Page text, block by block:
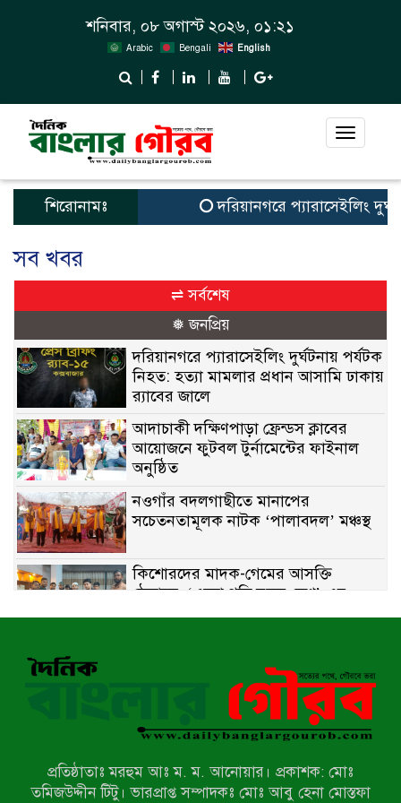
শনিবার, ০৮ অগাস্ট ২০২৬, ০১:২১
Arabic Bengali English
Toggle
শিরোনামঃ দরিয়ানগরে প্যারাসেইলিং
সব খবর
⇌ সর্বশেষ
❅ জনপ্রিয়
দরিয়ানগরে প্যারাসেইলিং দুর্ঘটনায় পর্যটক
নিহত: হত্যা মামলার প্রধান আসামি ঢাকায়
র‌্যাবের জালে
আদাচাকী দক্ষিণপাড়া ফ্রেন্ডস ক্লাবের
আয়োজনে ফুটবল টুর্নামেন্টের ফাইনাল
অনুষ্ঠিত
নওগাঁর বদলগাছীতে মানাপের
সচেতনতামূলক নাটক ‘পালাবদল’ মঞ্চস্থ
কিশোরদের মাদক-গেমের আসক্তি
ঠেকাতে, ‘এসো গড়ি নতুন দেশ’-এর
ফুটবল বিতরণ
নন্দীগ্রামে সরকারি খাস জমির রাস্তা দখল,
চলাচলে চরম দুর্ভোগ; ইউএনওর হস্তক্ষেপ
নাটোরের পাটুলে পানিতে ডুবে নন্দীগ্রামের
প্রতিষ্ঠাতাঃ মরহুম আঃ ম. ম. আনোয়ার। প্রকাশক: মোঃ
তমিজউদ্দীন টিটু। ভারপ্রাপ্ত সম্পাদকঃ মোঃ আবু হেনা মোস্তফা